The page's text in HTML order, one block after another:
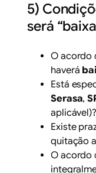
5)
será
O acordo
haverá
Está
Serasa,
aplicável)?
Existe
quitação
O acordo